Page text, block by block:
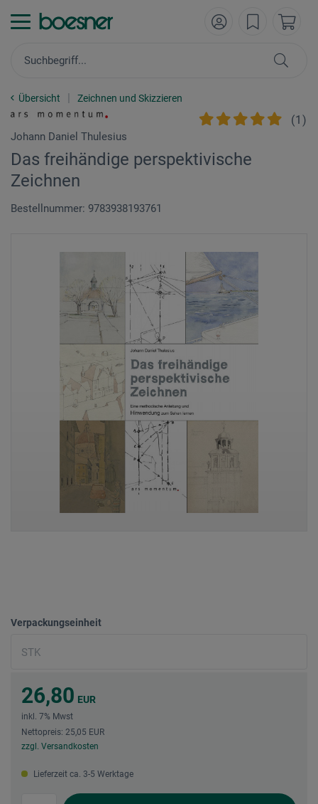
Übersicht Zeichnen und Skizzieren
(1 )
Johann Daniel Thulesius
Das freihändige perspektivische
Zeichnen
Bestellnummer: 9783938193761
Verpackungseinheit
26,80 EUR
inkl. 7% Mwst
Nettopreis: 25,05 EUR
zzgl. Versandkosten
Lieferzeit ca. 3-5 Werktage